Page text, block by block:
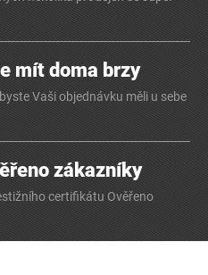
mít doma brzy
Vaši objednávku měli u sebe
zákazníky
certifikátu Ověřeno